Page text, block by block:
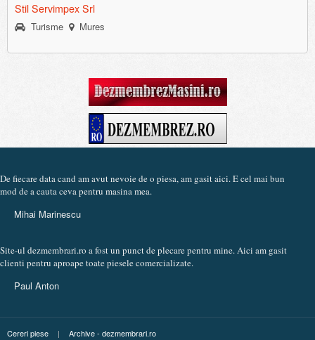
Stil Servimpex Srl
Turisme Mures
De fiecare data cand am avut nevoie de o piesa, am gasit aici. E cel mai bun
mod de a cauta ceva pentru masina mea.
Mihai Marinescu
Site-ul dezmembrari.ro a fost un punct de plecare pentru mine. Aici am gasit
clienti pentru aproape toate piesele comercializate.
Paul Anton
Cereri piese | Archive - dezmembrari.ro